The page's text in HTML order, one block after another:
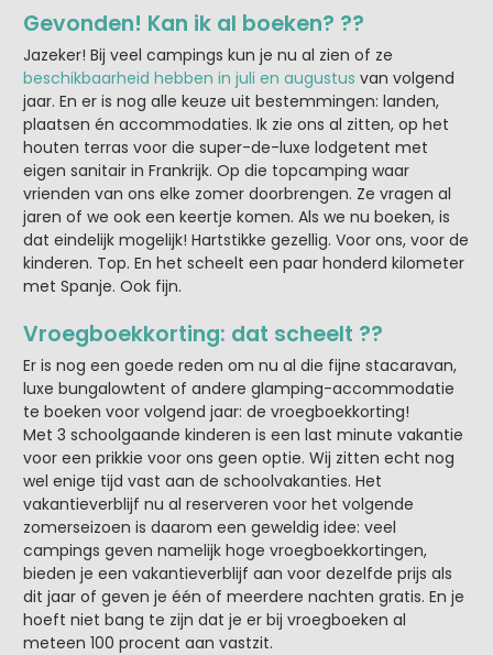
Gevonden! Kan ik al boeken? ??
Jazeker! Bij veel campings kun je nu al zien of ze
beschikbaarheid hebben in juli en augustus van volgend
jaar. En er is nog alle keuze uit bestemmingen: landen,
plaatsen én accommodaties. Ik zie ons al zitten, op het
houten terras voor die super-de-luxe lodgetent met
eigen sanitair in Frankrijk. Op die topcamping waar
vrienden van ons elke zomer doorbrengen. Ze vragen al
jaren of we ook een keertje komen. Als we nu boeken, is
dat eindelijk mogelijk! Hartstikke gezellig. Voor ons, voor de
kinderen. Top. En het scheelt een paar honderd kilometer
met Spanje. Ook fijn.
Vroegboekkorting: dat scheelt ??
Er is nog een goede reden om nu al die fijne stacaravan,
luxe bungalowtent of andere glamping-accommodatie
te boeken voor volgend jaar: de vroegboekkorting!
Met 3 schoolgaande kinderen is een last minute vakantie
voor een prikkie voor ons geen optie. Wij zitten echt nog
wel enige tijd vast aan de schoolvakanties. Het
vakantieverblijf nu al reserveren voor het volgende
zomerseizoen is daarom een geweldig idee: veel
campings geven namelijk hoge vroegboekkortingen,
bieden je een vakantieverblijf aan voor dezelfde prijs als
dit jaar of geven je één of meerdere nachten gratis. En je
hoeft niet bang te zijn dat je er bij vroegboeken al
meteen 100 procent aan vastzit.